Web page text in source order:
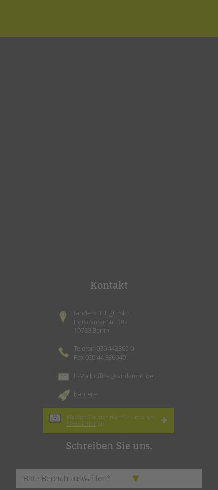
Kontakt
tandem BTL gGmbH
Potsdamer Str. 182
10783 Berlin
Telefon 030 443360-0
Fax 030 44 336040
E-Mail: office@tandembtl.de
Karriere
Melden Sie sich hier für unseren
Newsletter an.
Schreiben Sie uns.